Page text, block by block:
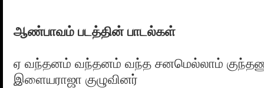
ஆண்பாவம் படத்தின் பாடல்கள்
ஏ வந்தனம் வந்தனம் வந்த சனமெல்லாம்
இளையராஜா குழுவினர்